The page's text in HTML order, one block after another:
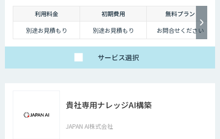
利用料金 初期費用
無料プラン
別途お見積もり
別途お見積もり お問合せください
サービス選択
貴社専用ナレッジAI構築
JAPAN AI株式会社